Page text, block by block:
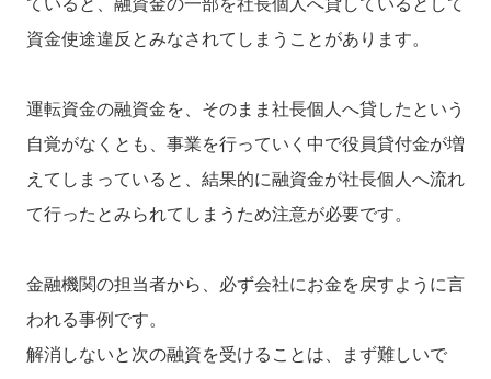
ていると、融資金の一部を社長個人へ貸しているとして
資金使途違反とみなされてしまうことがあります。
運転資金の融資金を、そのまま社長個人へ貸したという
自覚がなくとも、事業を行っていく中で役員貸付金が増
えてしまっていると、結果的に融資金が社長個人へ流れ
て行ったとみられてしまうため注意が必要です。
金融機関の担当者から、必ず会社にお金を戻すように言
われる事例です。
解消しないと次の融資を受けることは、まず難しいで